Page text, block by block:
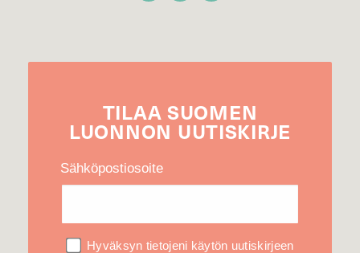
TILAA SUOMEN
LUONNON UUTIS­KIRJE
Sähköpostiosoite
Hyväksyn tietojeni käytön uutiskirjeen